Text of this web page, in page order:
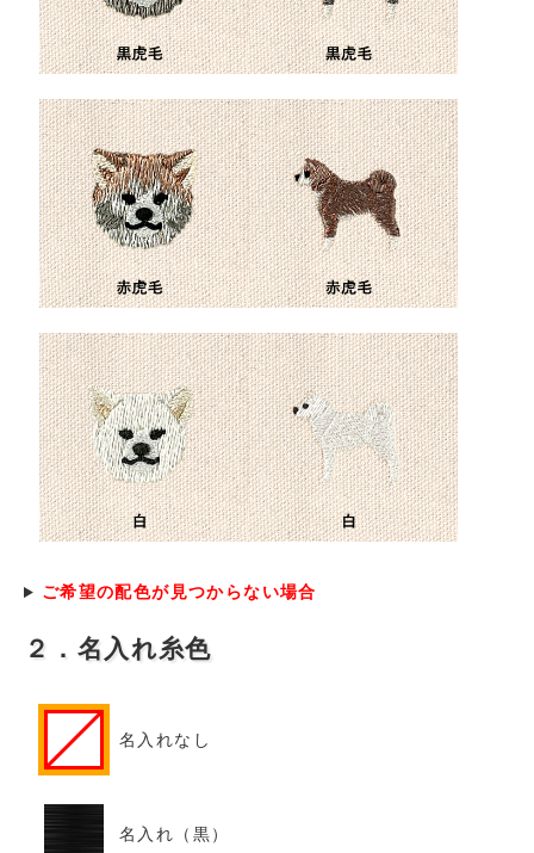
ご希望の配色が見つからない場合
２．名入れ糸色
名入れなし
名入れ（黒）